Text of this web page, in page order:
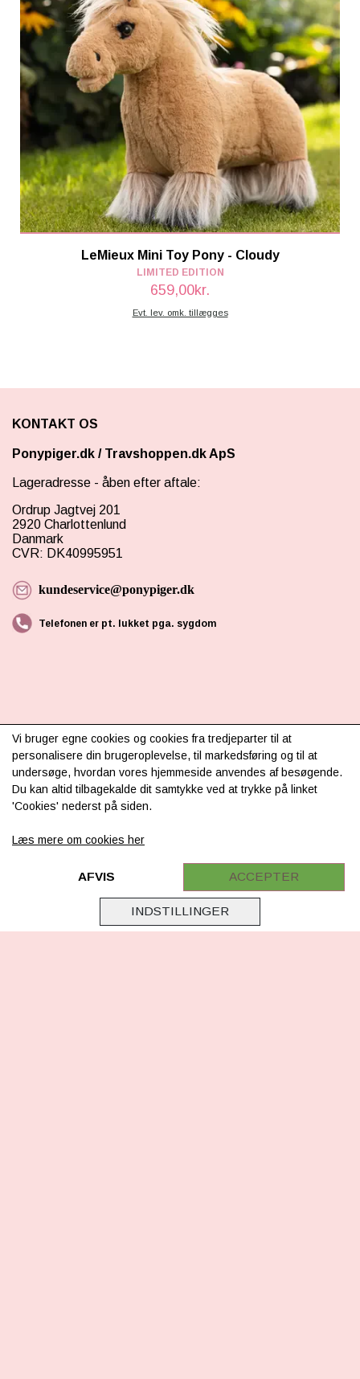
LeMieux Mini Toy Pony - Cloudy
LIMITED EDITION
659,00kr.
Evt. lev. omk. tillægges
KONTAKT OS
Ponypiger.dk / Travshoppen.dk ApS
Lageradresse - åben efter aftale:
Ordrup Jagtvej 201
2920 Charlottenlund
Danmark
CVR: DK40995951
kundeservice@ponypiger.dk
Telefonen er pt. lukket pga. sygdom
INFORMATION
Om os
Levering & betaling
FAQ
Virksomhedsoplysninger
Vi bruger egne cookies og cookies fra tredjeparter til at
personalisere din brugeroplevelse, til markedsføring og til at
undersøge, hvordan vores hjemmeside anvendes af besøgende.
Du kan altid tilbagekalde dit samtykke ved at trykke på linket
'Cookies' nederst på siden.
Læs mere om cookies her
INDSTILLINGER
AFVIS ACCEPTER